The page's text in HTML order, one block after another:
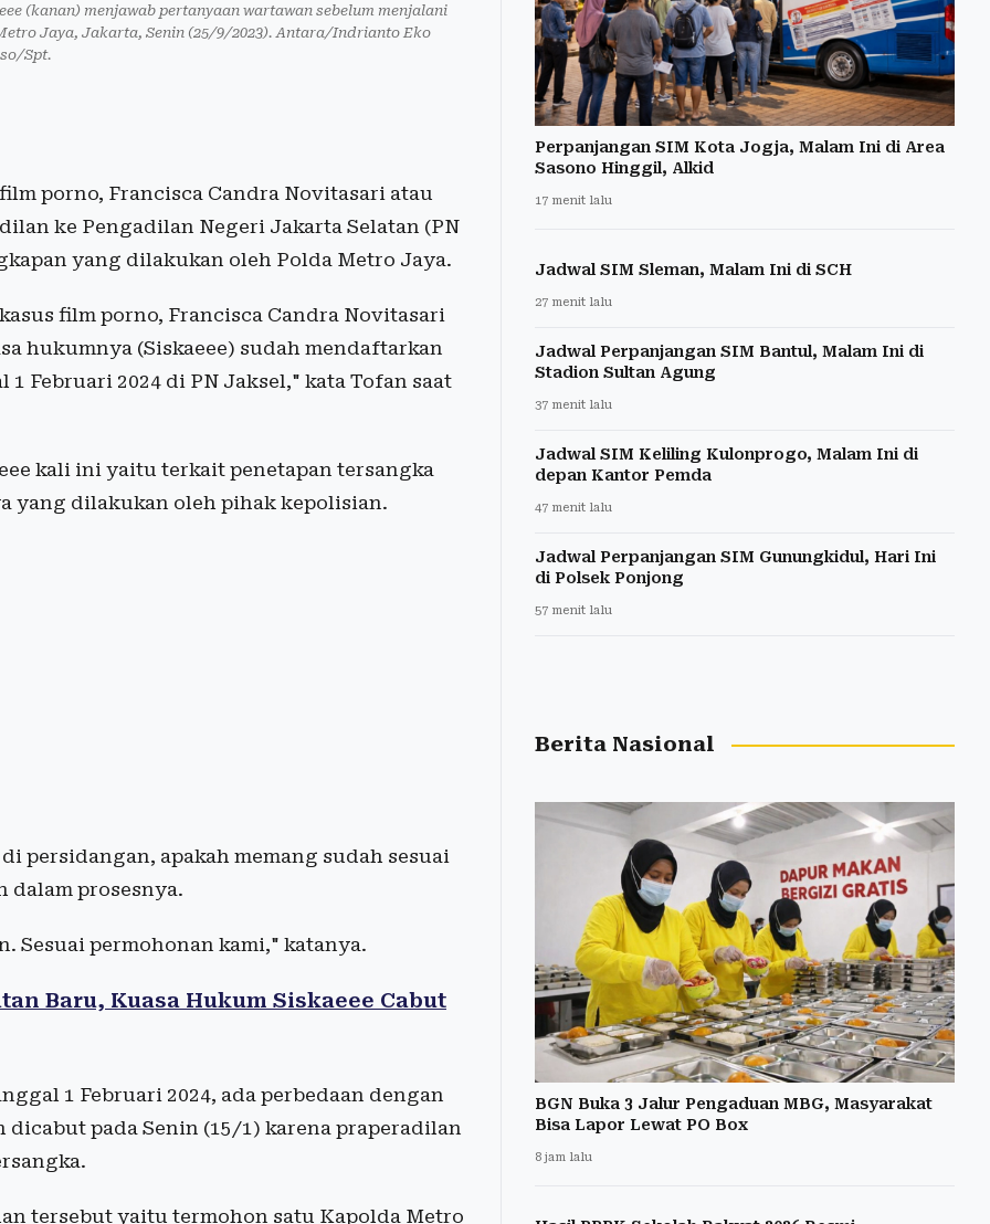
(kanan) menjawab pertanyaan wartawan sebelum menjalani
Jaya, Jakarta, Senin (25/9/2023). Antara/Indrianto Eko
Spt.
porno, Francisca Candra Novitasari atau
ke Pengadilan Negeri Jakarta Selatan (PN
yang dilakukan oleh Polda Metro Jaya.
film porno, Francisca Candra Novitasari
hukumnya (Siskaeee) sudah mendaftarkan
Februari 2024 di PN Jaksel," kata Tofan saat
kali ini yaitu terkait penetapan tersangka
yang dilakukan oleh pihak kepolisian.
persidangan, apakah memang sudah sesuai
dalam prosesnya.
Sesuai permohonan kami," katanya.
Baru, Kuasa Hukum Siskaeee Cabut
1 Februari 2024, ada perbedaan dengan
pada Senin (15/1) karena praperadilan
tersebut yaitu termohon satu Kapolda Metro
Perpanjangan SIM Kota Jogja, Malam Ini di Area
Sasono Hinggil, Alkid
17 menit lalu
Jadwal SIM Sleman, Malam Ini di SCH
27 menit lalu
Jadwal Perpanjangan SIM Bantul, Malam Ini di
Stadion Sultan Agung
37 menit lalu
Jadwal SIM Keliling Kulonprogo, Malam Ini di
depan Kantor Pemda
47 menit lalu
Jadwal Perpanjangan SIM Gunungkidul, Hari Ini
di Polsek Ponjong
57 menit lalu
Berita Nasional
BGN Buka 3 Jalur Pengaduan MBG, Masyarakat
Bisa Lapor Lewat PO Box
8 jam lalu